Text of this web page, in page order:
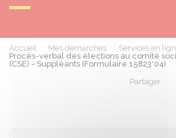
Accueil Mes démarches
Services en
Procès-verbal des élections au comité
(CSE) - Suppléants (Formulaire 15823*04)
Partager